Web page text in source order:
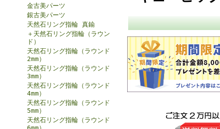
金古美パーツ
銀古美パーツ
天然石リング指輪 真鍮
＋天然石リング指輪（ラウン
ド）
天然石リング指輪（ラウンド
2mm）
天然石リング指輪（ラウンド
3mm）
天然石リング指輪（ラウンド
4mm）
天然石リング指輪（ラウンド
5mm）
天然石リング指輪（ラウンド